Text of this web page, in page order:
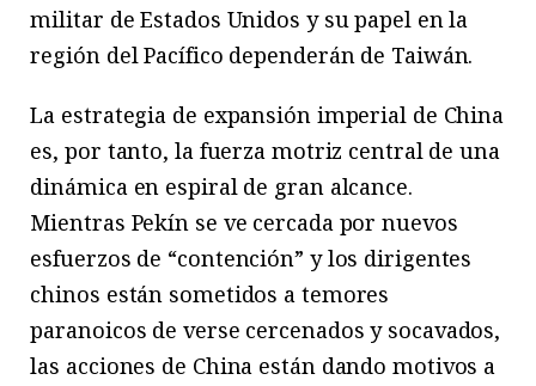
militar de Estados Unidos y su papel en la
región del Pacífico dependerán de Taiwán.
La estrategia de expansión imperial de China
es, por tanto, la fuerza motriz central de una
dinámica en espiral de gran alcance.
Mientras Pekín se ve cercada por nuevos
esfuerzos de “contención” y los dirigentes
chinos están sometidos a temores
paranoicos de verse cercenados y socavados,
las acciones de China están dando motivos a